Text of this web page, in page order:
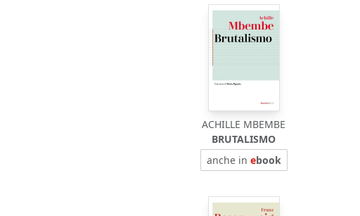
ACHILLE MBEMBE
BRUTALISMO
anche in ebook